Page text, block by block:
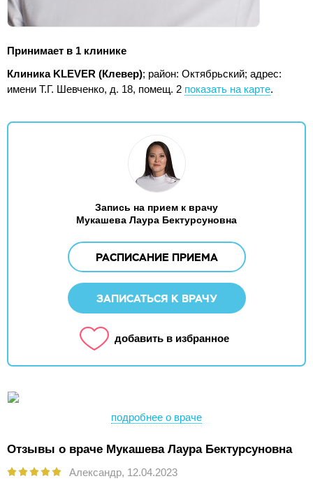
Принимает в 1 клинике
Клиника KLEVER (Клевер); район: Октябрьский; адрес:
имени Т.Г. Шевченко, д. 18, помещ. 2 показать на карте.
Запись на прием к врачу
Мукашева Лаура Бектурсуновна
РАСПИСАНИЕ ПРИЕМА
ЗАПИСАТЬСЯ К ВРАЧУ
добавить в избранное
подробнее о враче
Отзывы о враче Мукашева Лаура Бектурсуновна
Александр, 12.04.2023